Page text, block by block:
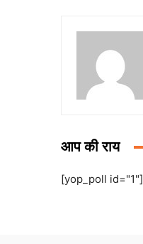
आप की राय
[yop_poll id="1"]